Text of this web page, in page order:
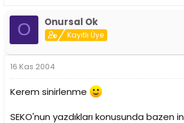
O Onursal Ok
Kayıtlı Üye
16 Kas 2004
Kerem sinirlenme
SEKO'nun yazdıkları konusunda bazen